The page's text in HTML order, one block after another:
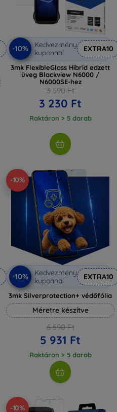
-10%
Kedvezmény
kuponnal
EXTRA10
3mk FlexibleGlass Hibrid edzett
üveg Blackview N6000 /
N6000SE-hez
3 590 Ft
3 230 Ft
Raktáron > 5 darab
-10%
-10%
Kedvezmény
kuponnal
EXTRA10
3mk Silverprotection+ védőfólia
Méretre készítve
6 590 Ft
5 931 Ft
Raktáron > 5 darab
-10%